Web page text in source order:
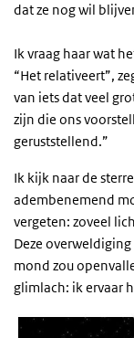
dat ze nog wil
Ik vraag haar wat
“Het relativeert”,
van iets dat veel
zijn die ons
geruststellend.”
Ik kijk naar de
adembenemend
vergeten: zoveel
Deze
mond zou
glimlach: ik ervaar